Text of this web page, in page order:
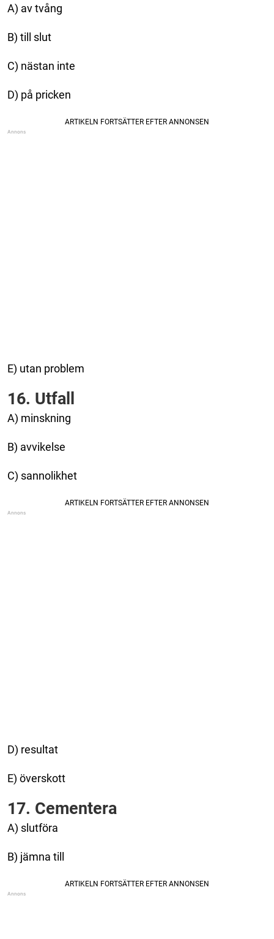
A) av tvång
B) till slut
C) nästan inte
D) på pricken
E) utan problem
16. Utfall
A) minskning
B) avvikelse
C) sannolikhet
D) resultat
E) överskott
17. Cementera
A) slutföra
B) jämna till